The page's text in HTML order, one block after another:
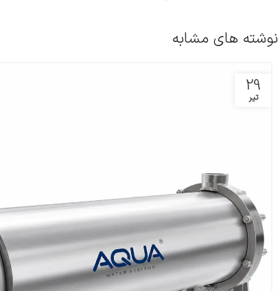
نوشته های مشابه
29
تیر